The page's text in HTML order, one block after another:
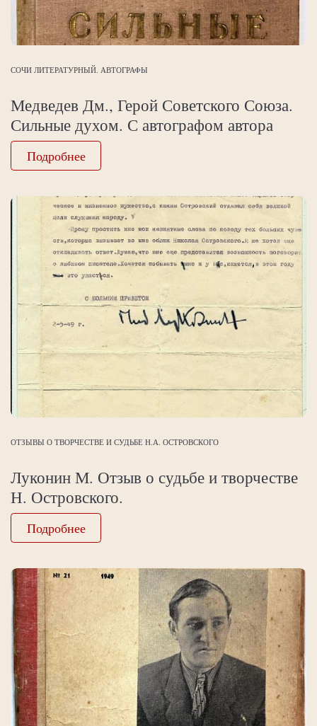
СОЧИ ЛИТЕРАТУРНЫЙ. АВТОГРАФЫ
Медведев Дм., Герой Советского Союза.
Сильные духом. С автографом автора
Подробнее
ОТЗЫВЫ О ТВОРЧЕСТВЕ И СУДЬБЕ Н.А. ОСТРОВСКОГО
Луконин М. Отзыв о судьбе и творчестве
Н. Островского.
Подробнее